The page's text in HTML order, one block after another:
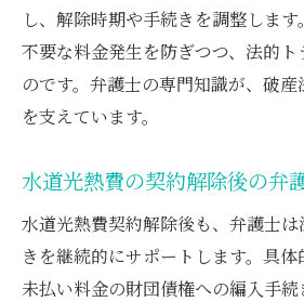
し、解除時期や手続きを調整します
不要な料金発生を防ぎつつ、法的ト
のです。弁護士の専門知識が、破
を支えています。
水道光熱費の契約解除後の弁
水道光熱費契約解除後も、弁護士
きを継続的にサポートします。具体
未払い料金の財団債権への編入手